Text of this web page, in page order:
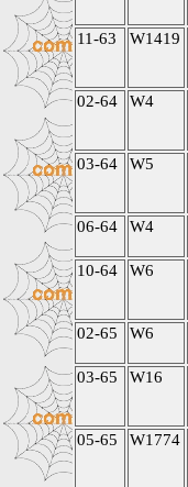
11-63 W1419
02-64 W4
03-64 W5
06-64 W4
10-64 W6
02-65 W6
03-65 W16
05-65 W1774